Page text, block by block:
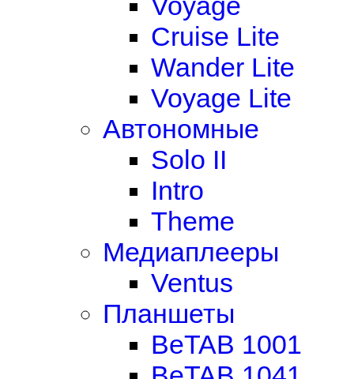
Cruise Lite
Wander Lite
Voyage Lite
Автономные
Solo II
Intro
Theme
Медиаплееры
Ventus
Планшеты
BeTAB 1001